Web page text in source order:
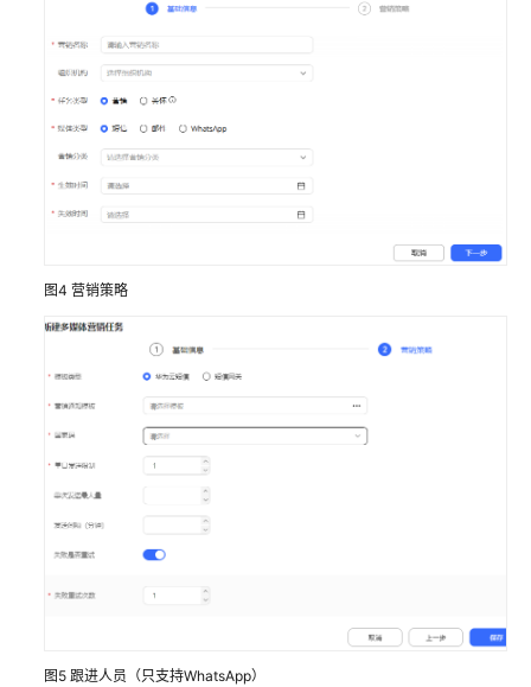
体
渠
机
人
置
指
IVR
图4 营销策略
图5 跟进人员（只支持WhatsApp）